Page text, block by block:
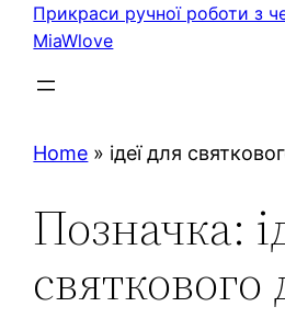
Прикраси ручної роботи з
MiaWlove
Home » ідеї для
Позначка:
святкового